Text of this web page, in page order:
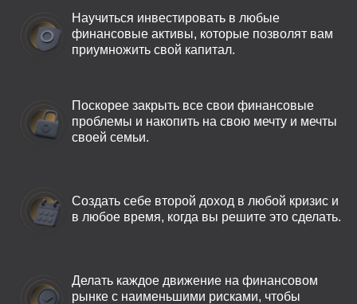
Научиться инвестировать в любые
финансовые активы, которые позволят вам
приумножить свой капитал.
Поскорее закрыть все свои финансовые
проблемы и накопить на свою мечту и мечты
своей семьи.
Создать себе второй доход в любой кризис и
в любое время, когда вы решите это сделать.
Делать каждое движение на финансовом
рынке с наименьшими рисками, чтобы